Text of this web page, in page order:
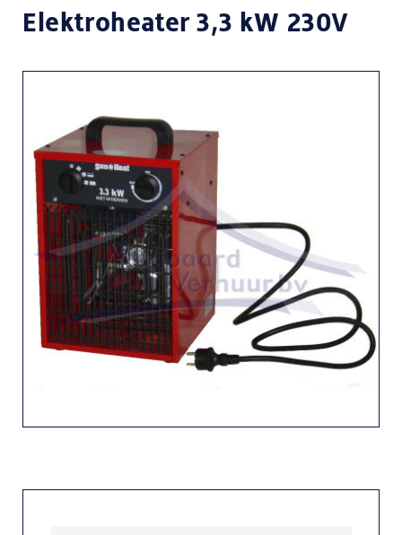
Elektroheater 3,3 kW 230V